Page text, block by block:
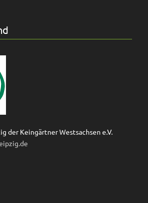
der Keingärtner Westsachsen e.V.